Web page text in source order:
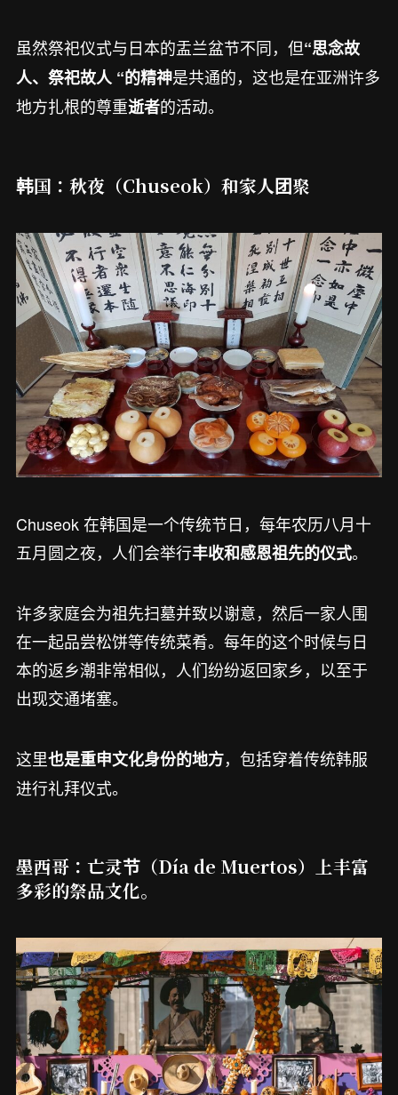
虽然祭祀仪式与日本的盂兰盆节不同，但“思念故
人、祭祀故人 “的精神是共通的，这也是在亚洲许多
地方扎根的尊重逝者的活动。
韩国：秋夜（Chuseok）和家人团聚
Chuseok 在韩国是一个传统节日，每年农历八月十
五月圆之夜，人们会举行丰收和感恩祖先的仪式。
许多家庭会为祖先扫墓并致以谢意，然后一家人围
在一起品尝松饼等传统菜肴。每年的这个时候与日
本的返乡潮非常相似，人们纷纷返回家乡，以至于
出现交通堵塞。
这里也是重申文化身份的地方，包括穿着传统韩服
进行礼拜仪式。
墨西哥：亡灵节（Día de Muertos）上丰富
多彩的祭品文化。